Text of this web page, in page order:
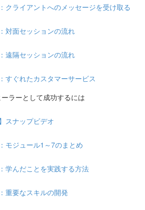
クライアントへのメッセージを受け取る
対面セッションの流れ
遠隔セッションの流れ
すぐれたカスタマーサービス
ラーとして成功するには
スナップビデオ
モジュール1～7のまとめ
学んだことを実践する方法
重要なスキルの開発